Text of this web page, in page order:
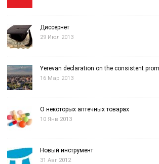
Диссернет
29 Июл 2013
Yerevan declaration on the consistent
16 Мар 2013
О некоторых аптечных товарах
10 Янв 2013
Новый инструмент
31 Авг 2012